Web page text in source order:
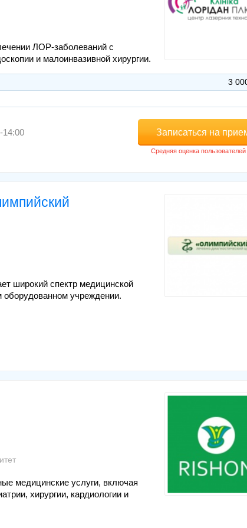
ЛОР-заболеваний с
и малоинвазивной хирургии.
3
14:00 Записаться на
широкий спектр медицинской
оборудованном учреждении.
медицинские услуги, включая
хирургии, кардиологии и